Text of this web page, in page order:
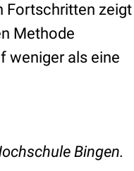
Fortschritten zeigt
Methode
weniger als eine
Bingen.